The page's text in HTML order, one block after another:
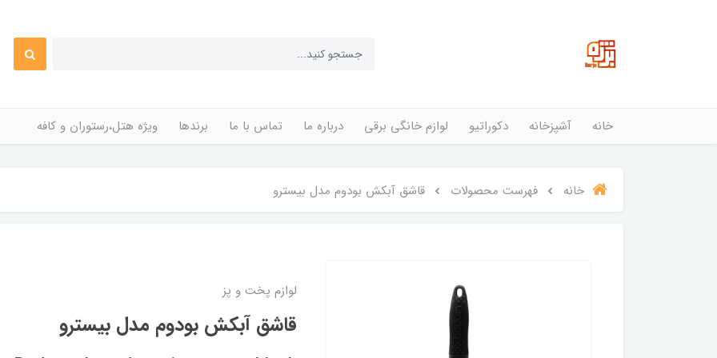
خانه آشپزخانه دکوراتیو لوازم خانگی برقی درباره ما تماس با ما برندها ویژه هتل،رستوران و کافه
خانه فهرست محصولات قاشق آبکش بودوم مدل بیسترو
لوازم پخت و پز
قاشق آبکش بودوم مدل بیسترو